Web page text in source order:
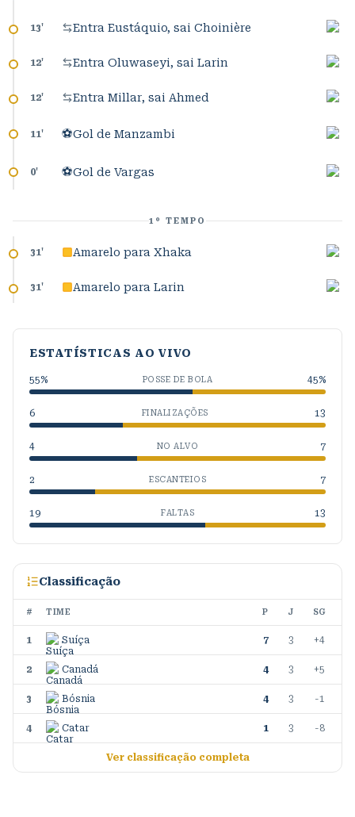
13' Entra Eustáquio, sai Choinière
12' Entra Oluwaseyi, sai Larin
12' Entra Millar, sai Ahmed
11' ⚽Gol de Manzambi
0' ⚽Gol de Vargas
1º TEMPO
31' Amarelo para Xhaka
31' Amarelo para Larin
ESTATÍSTICAS AO VIVO
55% POSSE DE BOLA 45%
6 FINALIZAÇÕES 13
4 NO ALVO 7
2 ESCANTEIOS 7
19 FALTAS 13
Classificação
# TIME P J SG
1 Suíça 7 3 +4
2 Canadá 4 3 +5
3 Bósnia 4 3 -1
4 Catar 1 3 -8
Ver classificação completa